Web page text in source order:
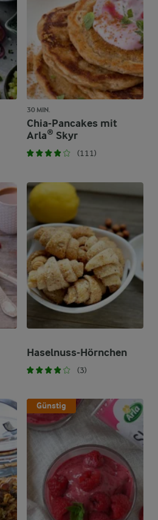
30 MIN.
Chia-Pancakes mit
Arla® Skyr
(111)
Haselnuss-Hörnchen
(3)
Günstig